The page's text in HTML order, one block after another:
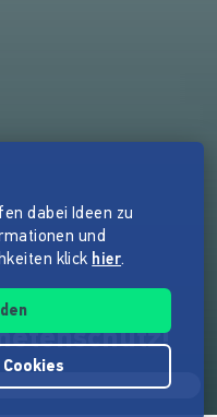
dabei Ideen zu
und
klick hier.